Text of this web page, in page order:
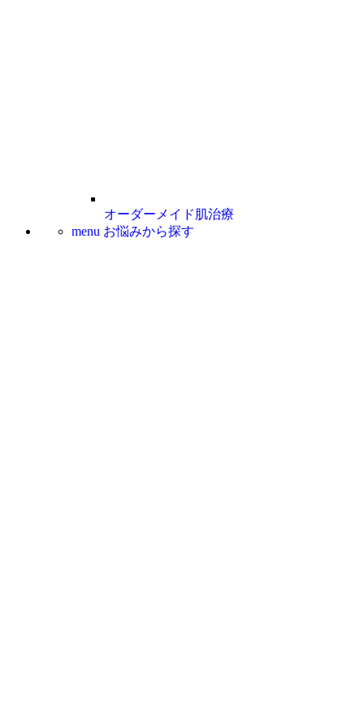
オーダーメイド肌治療
menu お悩みから探す